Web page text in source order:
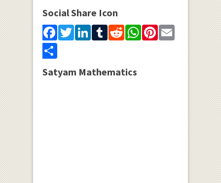
Social Share Icon
Facebook
Twitter
LinkedIn
Tumblr
Reddit
WhatsApp
Pinterest
Email
Share
Satyam Mathematics